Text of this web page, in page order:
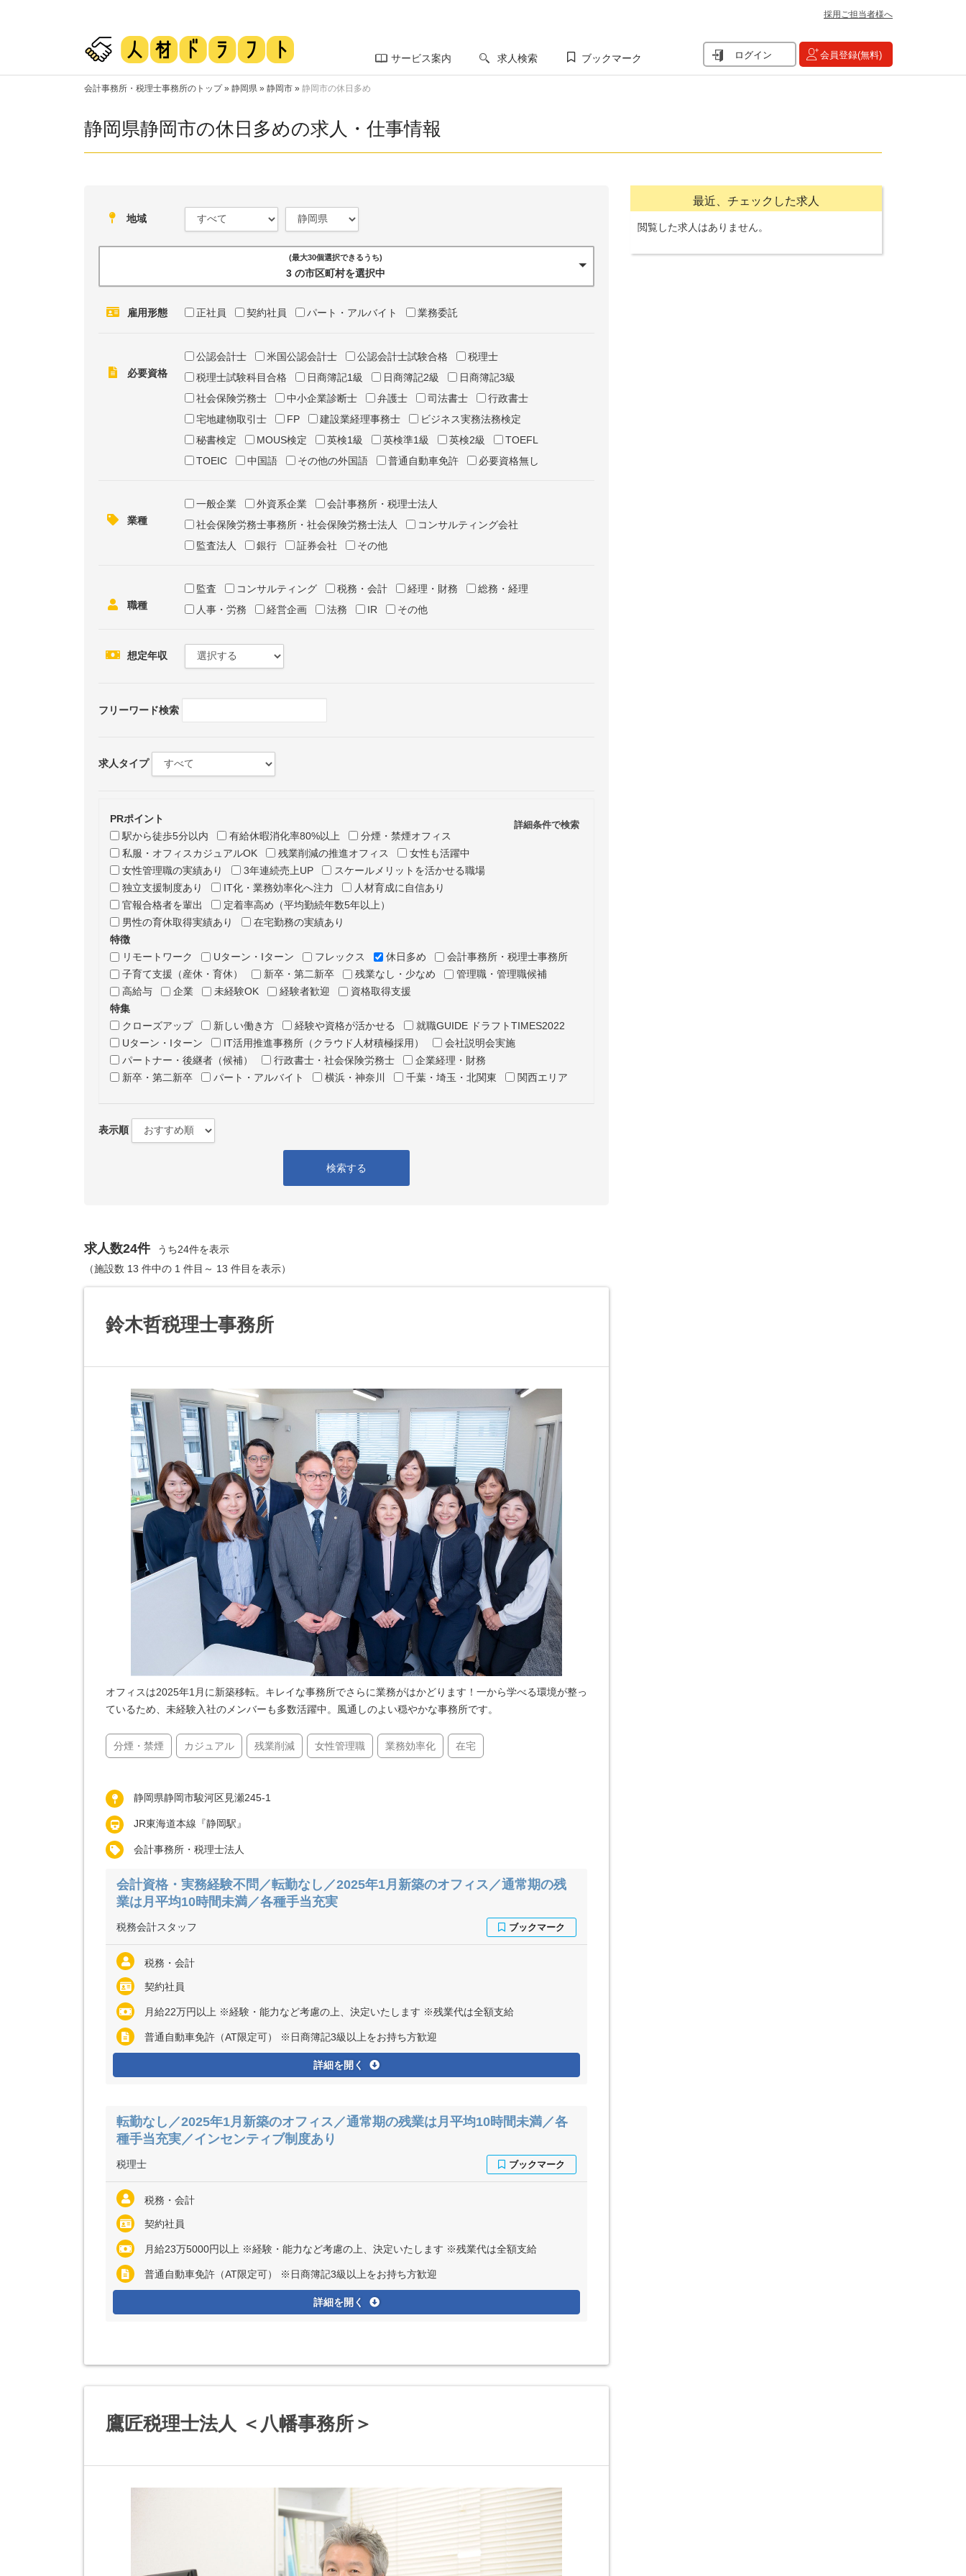
採用ご担当者様へ
サービス案内 求人検索 ブックマーク ログイン 会員登録(無料)
会計事務所・税理士事務所のトップ» 静岡県 » 静岡市 » 静岡市の休日多め
静岡県静岡市の休日多めの求人・仕事情報
地域
(最大30個選択できるうち)
3 の市区町村を選択中
雇用形態 正社員 契約社員 パート・アルバイト 業務委託
必要資格
公認会計士 米国公認会計士 公認会計士試験合格
税理士
税理士試験科目合格
日商簿記1級 日商簿記2級
日商簿記3級
社会保険労務士
中小企業診断士 弁護士 司法書士
行政書士
宅地建物取引士
FP 建設業経理事務士
ビジネス実務法務検定
秘書検定
MOUS検定 英検1級 英検準1級 英検2級
TOEFL
TOEIC
中国語 その他の外国語 普通自動車免許 必要資格無し
業種
一般企業 外資系企業
会計事務所・税理士法人
社会保険労務士事務所・社会保険労務士法人
コンサルティング会社
監査法人
銀行 証券会社 その他
職種
監査 コンサルティング 税務・会計 経理・財務
総務・経理
人事・労務
経営企画 法務 IR その他
想定年収
フリーワード検索
求人タイプ
Hide
表示
詳細条件で検索
PRポイント
駅から徒歩5分以内
有給休暇消化率80%以上
分煙・禁煙オフィス
私服・オフィスカジュアルOK
残業削減の推進オフィス
女性も活躍中
女性管理職の実績あり
3年連続売上UP
スケールメリットを活かせる職場
独立支援制度あり
IT化・業務効率化へ注力
人材育成に自信あり
官報合格者を輩出
定着率高め（平均勤続年数5年以上）
男性の育休取得実績あり
在宅勤務の実績あり
特徴
リモートワーク
Uターン・Iターン フレックス 休日多め
会計事務所・税理士事務所
子育て支援（産休・育休）
新卒・第二新卒 残業なし・少なめ
管理職・管理職候補
高給与
企業 未経験OK 経験者歓迎
資格取得支援
特集
クローズアップ
新しい働き方 経験や資格が活かせる
就職GUIDE ドラフトTIMES2022
Uターン・Iターン
IT活用推進事務所（クラウド人材積極採用）
会社説明会実施
パートナー・後継者（候補）
行政書士・社会保険労務士
企業経理・財務
新卒・第二新卒
パート・アルバイト 横浜・神奈川 千葉・埼玉・北関東 関西エリア
表示順
検索する
求人数24件
うち24件を表示
（施設数 13 件中の 1 件目～ 13 件目を表示）
鈴木哲税理士事務所
オフィスは2025年1月に新築移転。キレイな事務所でさらに業務がはかどります！一から学べる環境が整っ
ているため、未経験入社のメンバーも多数活躍中。風通しのよい穏やかな事務所です。
分煙・禁煙 カジュアル 残業削減 女性管理職 業務効率化 在宅
静岡県静岡市駿河区見瀬245-1
JR東海道本線『静岡駅』
会計事務所・税理士法人
会計資格・実務経験不問／転勤なし／2025年1月新築のオフィス／通常期の残
業は月平均10時間未満／各種手当充実
税務会計スタッフ
税務・会計
契約社員
月給22万円以上 ※経験・能力など考慮の上、決定いたします ※残業代は全額支給
普通自動車免許（AT限定可） ※日商簿記3級以上をお持ち方歓迎
詳細を開く
転勤なし／2025年1月新築のオフィス／通常期の残業は月平均10時間未満／各
種手当充実／インセンティブ制度あり
税理士
税務・会計
契約社員
月給23万5000円以上 ※経験・能力など考慮の上、決定いたします ※残業代は全額支給
普通自動車免許（AT限定可） ※日商簿記3級以上をお持ち方歓迎
詳細を開く
鷹匠税理士法人 ＜八幡事務所＞
最近、チェックした求人
閲覧した求人はありません。